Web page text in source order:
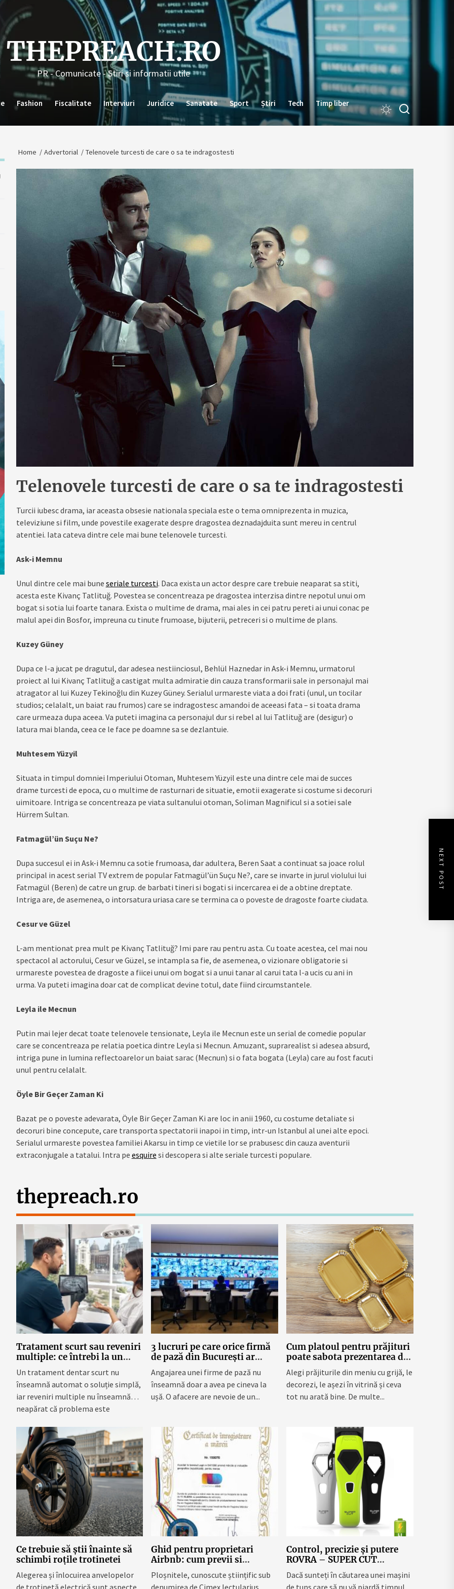
THEPREACH.RO
PR - Comunicate - Stiri si informatii utile
Fashion Fiscalitate Interviuri Juridice Sanatate Sport Știri Tech
Timp liber
Home Advertorial Telenovele turcesti de care o sa te indragostesti
Telenovele turcesti de care o sa te indragostesti
Turcii iubesc drama, iar aceasta obsesie nationala speciala este o tema omniprezenta in muzica,
televiziune si film, unde povestile exagerate despre dragostea deznadajduita sunt mereu in centrul
atentiei. Iata cateva dintre cele mai bune telenovele turcesti.
Ask-i Memnu
Unul dintre cele mai bune seriale turcesti. Daca exista un actor despre care trebuie neaparat sa stiti,
acesta este Kivanç Tatlituğ. Povestea se concentreaza pe dragostea interzisa dintre nepotul unui om
bogat si sotia lui foarte tanara. Exista o multime de drama, mai ales in cei patru pereti ai unui conac pe
malul apei din Bosfor, impreuna cu tinute frumoase, bijuterii, petreceri si o multime de plans.
Kuzey Güney
Dupa ce l-a jucat pe dragutul, dar adesea nestiinciosul, Behlül Haznedar in Ask-i Memnu, urmatorul
proiect al lui Kivanç Tatlituğ a castigat multa admiratie din cauza transformarii sale in personajul mai
atragator al lui Kuzey Tekinoğlu din Kuzey Güney. Serialul urmareste viata a doi frati (unul, un tocilar
studios; celalalt, un baiat rau frumos) care se indragostesc amandoi de aceeasi fata – si toata drama
care urmeaza dupa aceea. Va puteti imagina ca personajul dur si rebel al lui Tatlituğ are (desigur) o
latura mai blanda, ceea ce le face pe doamne sa se dezlantuie.
Muhtesem Yüzyil
Situata in timpul domniei Imperiului Otoman, Muhtesem Yüzyil este una dintre cele mai de succes
drame turcesti de epoca, cu o multime de rasturnari de situatie, emotii exagerate si costume si decoruri
uimitoare. Intriga se concentreaza pe viata sultanului otoman, Soliman Magnificul si a sotiei sale
Hürrem Sultan.
Fatmagül’ün Suçu Ne?
Dupa succesul ei in Ask-i Memnu ca sotie frumoasa, dar adultera, Beren Saat a continuat sa joace rolul
principal in acest serial TV extrem de popular Fatmagül’ün Suçu Ne?, care se invarte in jurul violului lui
Fatmagül (Beren) de catre un grup. de barbati tineri si bogati si incercarea ei de a obtine dreptate.
Intriga are, de asemenea, o intorsatura uriasa care se termina ca o poveste de dragoste foarte ciudata.
Cesur ve Güzel
L-am mentionat prea mult pe Kivanç Tatlituğ? Imi pare rau pentru asta. Cu toate acestea, cel mai nou
spectacol al actorului, Cesur ve Güzel, se intampla sa fie, de asemenea, o vizionare obligatorie si
urmareste povestea de dragoste a fiicei unui om bogat si a unui tanar al carui tata l-a ucis cu ani in
urma. Va puteti imagina doar cat de complicat devine totul, date fiind circumstantele.
Leyla ile Mecnun
Putin mai lejer decat toate telenovele tensionate, Leyla ile Mecnun este un serial de comedie popular
care se concentreaza pe relatia poetica dintre Leyla si Mecnun. Amuzant, suprarealist si adesea absurd,
intriga pune in lumina reflectoarelor un baiat sarac (Mecnun) si o fata bogata (Leyla) care au fost facuti
unul pentru celalalt.
Öyle Bir Geçer Zaman Ki
Bazat pe o poveste adevarata, Öyle Bir Geçer Zaman Ki are loc in anii 1960, cu costume detaliate si
decoruri bine concepute, care transporta spectatorii inapoi in timp, intr-un Istanbul al unei alte epoci.
Serialul urmareste povestea familiei Akarsu in timp ce vietile lor se prabusesc din cauza aventurii
extraconjugale a tatalui. Intra pe esquire si descopera si alte seriale turcesti populare.
NEXT POST
thepreach.ro
Tratament scurt sau reveniri
multiple: ce întrebi la un
cabinet dentar din Piața
Romană
Un tratament dentar scurt nu
înseamnă automat o soluție simplă,
iar reveniri multiple nu înseamnă
neapărat că problema este
3 lucruri pe care orice firmă
de pază din București ar
trebui să le ofere unei afaceri
Angajarea unei firme de pază nu
înseamnă doar a avea pe cineva la
ușă. O afacere are nevoie de un...
Cum platoul pentru prăjituri
poate sabota prezentarea din
vitrina cofetăriei fără să-ți
dai seama
Alegi prăjiturile din meniu cu grijă, le
decorezi, le așezi în vitrină și ceva
tot nu arată bine. De multe...
Ce trebuie să știi înainte să
schimbi roțile trotinetei
Alegerea și înlocuirea anvelopelor
Ghid pentru proprietari
Airbnb: cum previi si
combati ploșnitele cu o
firma profesionala
Ploșnitele, cunoscute științific sub
Control, precizie și putere
ROVRA – SUPER CUT
explicată pe înțelesul dvs.
Dacă sunteți în căutarea unei mașini